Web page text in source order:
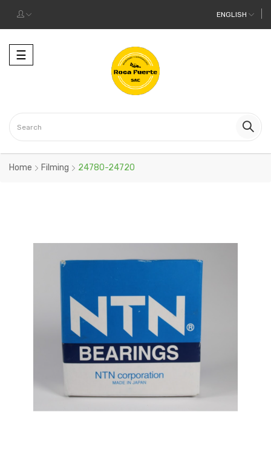
ENGLISH
Toggle
navigation
☰
Home Filming 24780-24720